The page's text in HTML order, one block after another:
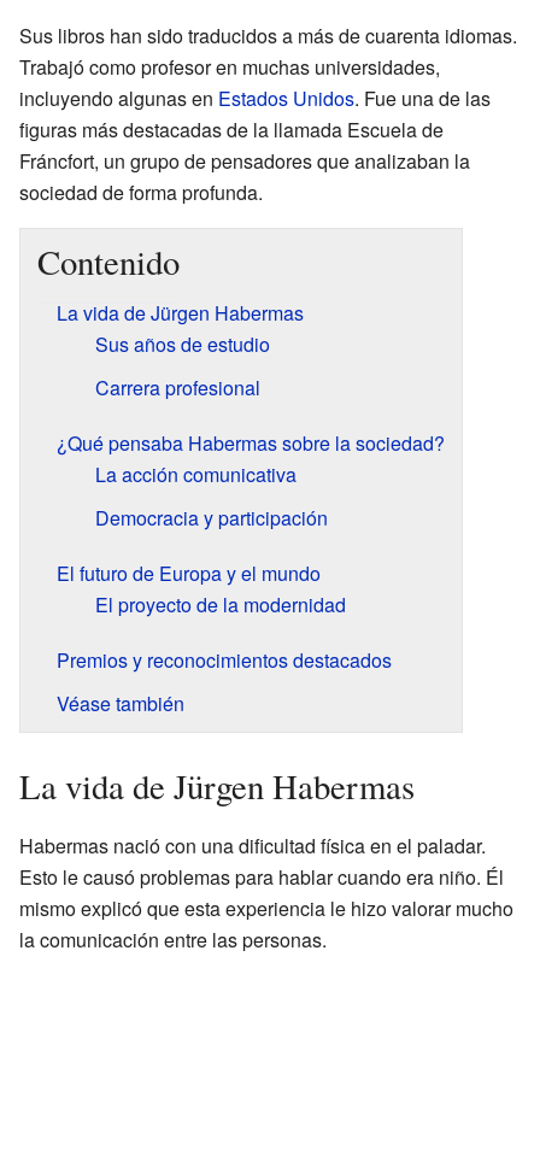
Sus libros han sido traducidos a más de cuarenta idiomas.
Trabajó como profesor en muchas universidades,
incluyendo algunas en Estados Unidos. Fue una de las
figuras más destacadas de la llamada Escuela de
Fráncfort, un grupo de pensadores que analizaban la
sociedad de forma profunda.
Contenido
La vida de Jürgen Habermas
Sus años de estudio
Carrera profesional
¿Qué pensaba Habermas sobre la sociedad?
La acción comunicativa
Democracia y participación
El futuro de Europa y el mundo
El proyecto de la modernidad
Premios y reconocimientos destacados
Véase también
La vida de Jürgen Habermas
Habermas nació con una dificultad física en el paladar.
Esto le causó problemas para hablar cuando era niño. Él
mismo explicó que esta experiencia le hizo valorar mucho
la comunicación entre las personas.